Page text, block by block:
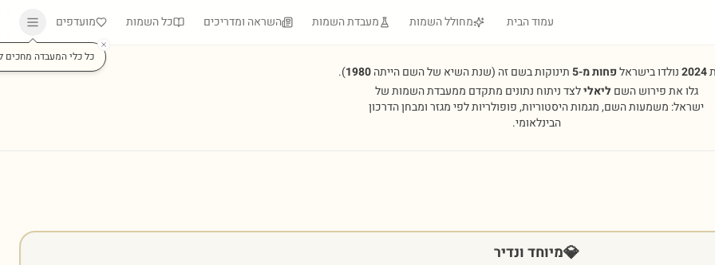
עמוד הבית מחולל השמות מעבדת השמות השראה ומדריכים כל השמות מועדפים
כל כלי המעבדה מחכים
2024נולדו בישראלפחות מ-5 תינוקות בשם זה (שנת השיא של השם הייתה1980
).
גלו את פירוש השם ליאלילצד ניתוח נתונים מתקדם ממעבדת השמות של
ישראל: משמעות השם, מגמות היסטוריות, פופולריות לפי מגזר ומבחן הדרכון
הבינלאומי.
💎מיוחד ונדיר